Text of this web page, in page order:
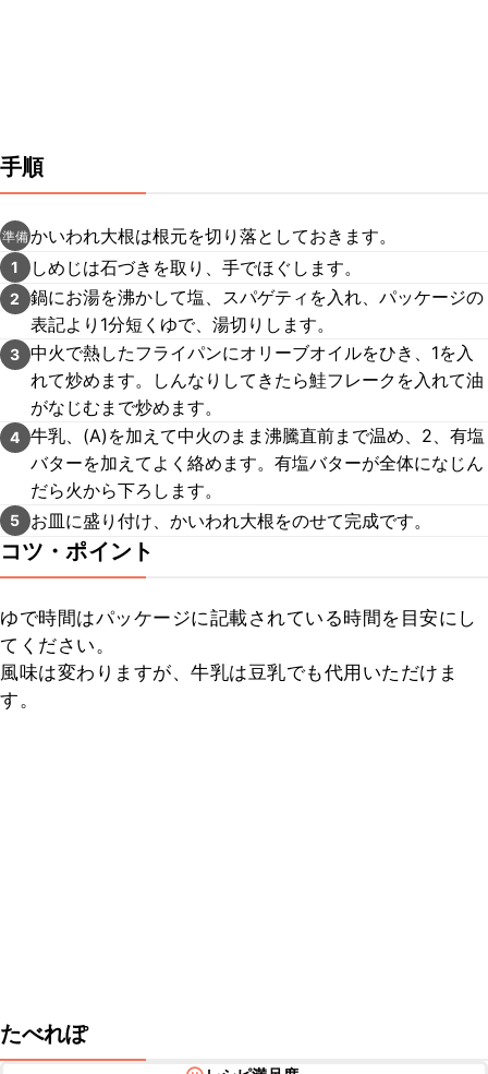
手順
準備かいわれ大根は根元を切り落としておきます。
1 しめじは石づきを取り、手でほぐします。
2
鍋にお湯を沸かして塩、スパゲティを入れ、パッケージの
表記より1分短くゆで、湯切りします。
3 中火で熱したフライパンにオリーブオイルをひき、1を入
れて炒めます。しんなりしてきたら鮭フレークを入れて油
がなじむまで炒めます。
4 牛乳、(A)を加えて中火のまま沸騰直前まで温め、2、有塩
バターを加えてよく絡めます。有塩バターが全体になじん
だら火から下ろします。
5 お皿に盛り付け、かいわれ大根をのせて完成です。
コツ・ポイント
ゆで時間はパッケージに記載されている時間を目安にし
てください。
風味は変わりますが、牛乳は豆乳でも代用いただけま
す。
たべれぽ